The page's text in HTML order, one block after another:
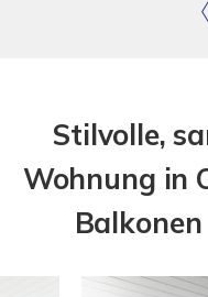
Stilvolle,
Wohnung in